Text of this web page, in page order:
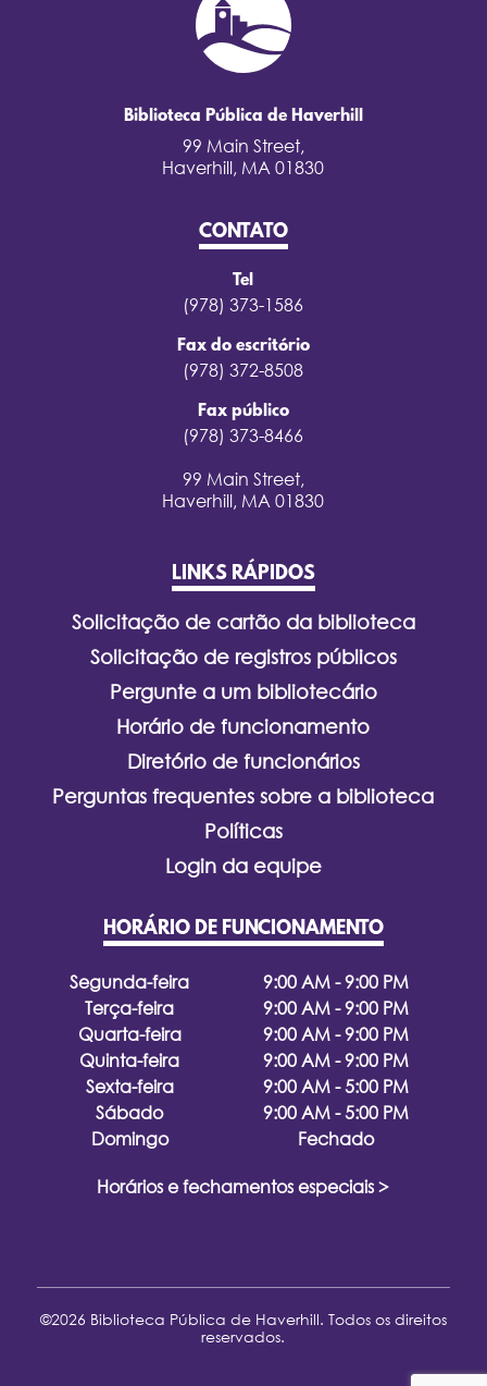
Biblioteca Pública de Haverhill
99 Main Street,
Haverhill, MA 01830
CONTATO
Tel
(978) 373-1586
Fax do escritório
(978) 372-8508
Fax público
(978) 373-8466
99 Main Street,
Haverhill, MA 01830
LINKS RÁPIDOS
Solicitação de cartão da biblioteca
Solicitação de registros públicos
Pergunte a um bibliotecário
Horário de funcionamento
Diretório de funcionários
Perguntas frequentes sobre a biblioteca
Políticas
Login da equipe
HORÁRIO DE FUNCIONAMENTO
Segunda-feira
9:00 AM - 9:00 PM
Terça-feira
9:00 AM - 9:00 PM
Quarta-feira
9:00 AM - 9:00 PM
Quinta-feira
9:00 AM - 9:00 PM
Sexta-feira
9:00 AM - 5:00 PM
Sábado
9:00 AM - 5:00 PM
Domingo
Fechado
Horários e fechamentos especiais >
©2026 Biblioteca Pública de Haverhill. Todos os direitos
reservados.